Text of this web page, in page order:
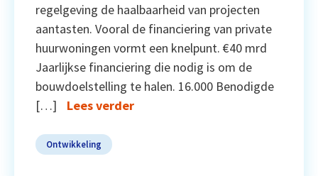
regelgeving de haalbaarheid van projecten
aantasten. Vooral de financiering van private
huurwoningen vormt een knelpunt. €40 mrd
Jaarlijkse financiering die nodig is om de
bouwdoelstelling te halen. 16.000 Benodigde
[…]
Lees verder
Ontwikkeling